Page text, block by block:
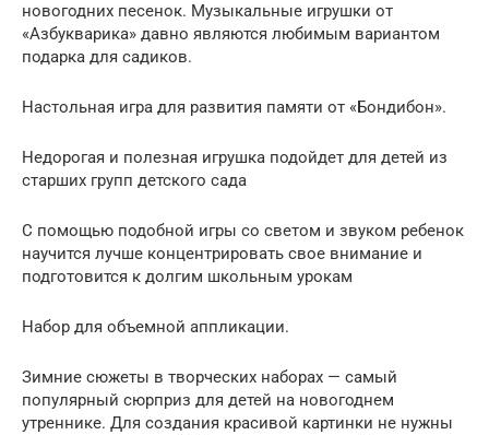
новогодних песенок. Музыкальные игрушки от
«Азбукварика» давно являются любимым вариантом
подарка для садиков.
Настольная игра для развития памяти от «Бондибон».
Недорогая и полезная игрушка подойдет для детей из
старших групп детского сада
С помощью подобной игры со светом и звуком ребенок
научится лучше концентрировать свое внимание и
подготовится к долгим школьным урокам
Набор для объемной аппликации.
Зимние сюжеты в творческих наборах — самый
популярный сюрприз для детей на новогоднем
утреннике. Для создания красивой картинки не нужны